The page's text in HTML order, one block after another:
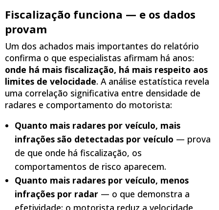
Fiscalização funciona — e os dados
provam
Um dos achados mais importantes do relatório
confirma o que especialistas afirmam há anos:
onde há mais fiscalização, há mais respeito aos
limites de velocidade. A análise estatística revela
uma correlação significativa entre densidade de
radares e comportamento do motorista:
Quanto mais radares por veículo, mais
infrações são detectadas por veículo — prova
de que onde há fiscalização, os
comportamentos de risco aparecem.
Quanto mais radares por veículo, menos
infrações por radar — o que demonstra a
efetividade: o motorista reduz a velocidade,